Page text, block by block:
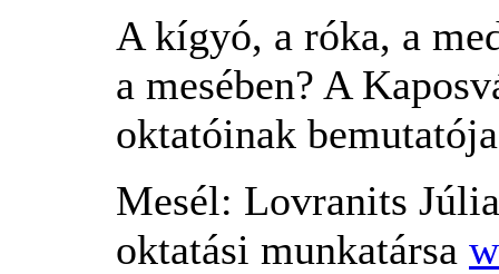
A kígyó, a róka, a
a mesében? A
oktatóinak
Mesél: Lovranits
oktatási munkatársa